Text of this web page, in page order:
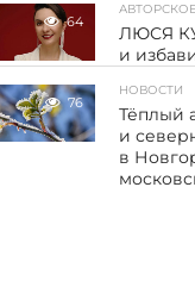
64
АВТОРСКОЕ
ЛЮСЯ
и
76
НОВОСТИ
Тёплый
и
в